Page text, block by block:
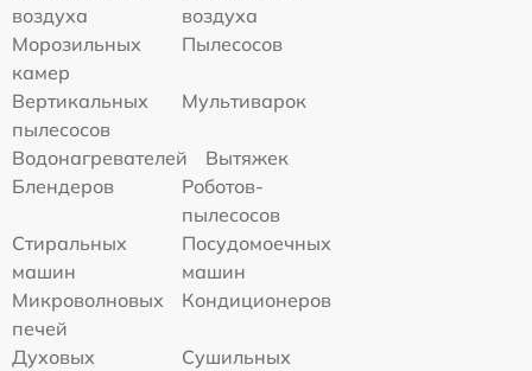
воздуха
воздуха
Морозильных
камер
Пылесосов
Вертикальных
пылесосов
Мультиварок
Водонагревателей
Вытяжек
Блендеров
Роботов-
пылесосов
Стиральных
машин
Посудомоечных
машин
Микроволновых
печей
Кондиционеров
Духовых
Сушильных